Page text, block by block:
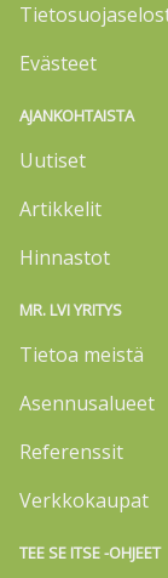
Evästeet
AJANKOHTAISTA
Uutiset
Artikkelit
Hinnastot
MR. LVI YRITYS
Tietoa meistä
Asennusalueet
Referenssit
Verkkokaupat
TEE SE ITSE -OHJEET